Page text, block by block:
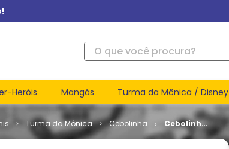
O que você procura?
Heróis Mangás Turma da Mônica / Disney
Turma da Mônica Cebolinha
Cebolinha
- 3ª Série